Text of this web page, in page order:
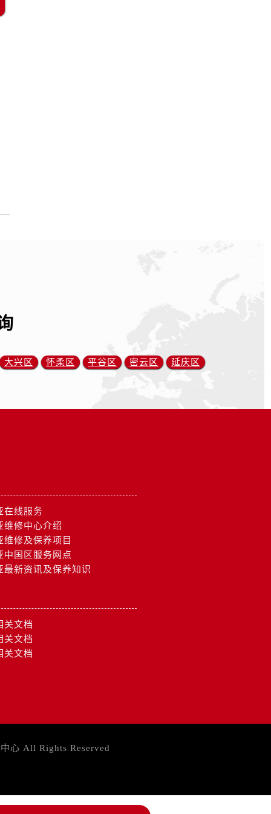
大兴区 怀柔区 平谷区 密云区 延庆区
在线服务
维修中心介绍
维修及保养项目
中国区服务网点
最新资讯及保养知识
关文档
关文档
关文档
心 All Rights Reserved